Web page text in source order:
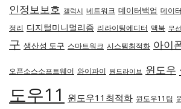
인정보보호 갤럭시 네트워크 데이터백업 데이
정리 디지털미니멀리즘 리라이팅에디터 맥북 무
구 생산성 도구 스마트워크 시스템최적화 아이
오픈소스소프트웨어 와이파이 원드라이브 윈도우
도우11 윈도우11최적화 윈도우11팁